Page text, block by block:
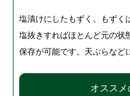
塩漬けにしたもずく。もずく
塩抜きすればほとんど元の状
保存が可能です。天ぷらなど
オスス